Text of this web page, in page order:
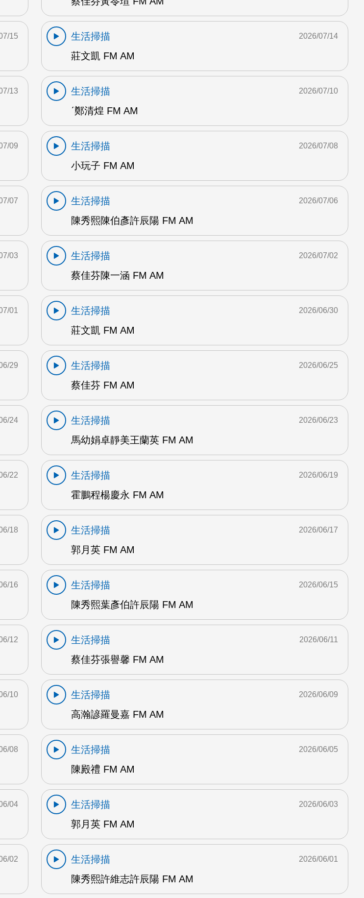
15
生活掃描
莊文凱 FM AM
2026/07/14
13
生活掃描
ˊ鄭清煌 FM AM
2026/07/10
09
生活掃描
小玩子 FM AM
2026/07/08
07
生活掃描
陳秀熙陳伯彥許辰陽 FM AM
2026/07/06
03
生活掃描
蔡佳芬陳一涵 FM AM
2026/07/02
01
生活掃描
莊文凱 FM AM
2026/06/30
29
生活掃描
蔡佳芬 FM AM
2026/06/25
24
生活掃描
馬幼娟卓靜美王蘭英 FM AM
2026/06/23
22
生活掃描
霍鵬程楊慶永 FM AM
2026/06/19
18
生活掃描
郭月英 FM AM
2026/06/17
16
生活掃描
陳秀熙葉彥伯許辰陽 FM AM
2026/06/15
12
生活掃描
蔡佳芬張譽馨 FM AM
2026/06/11
10
生活掃描
高瀚諺羅曼嘉 FM AM
2026/06/09
08
生活掃描
陳殿禮 FM AM
2026/06/05
04
生活掃描
郭月英 FM AM
2026/06/03
02
生活掃描
陳秀熙許維志許辰陽 FM AM
2026/06/01